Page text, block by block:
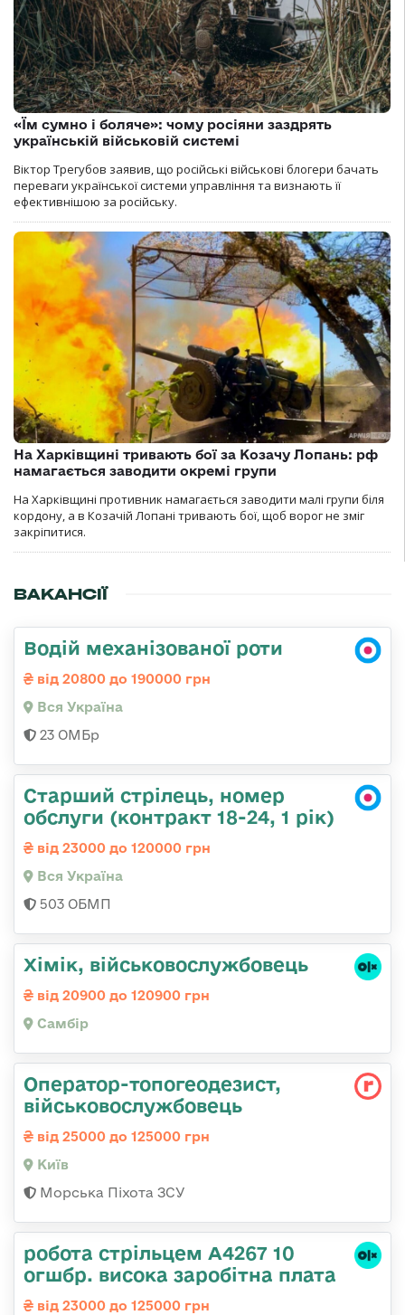
«Їм сумно і боляче»: чому росіяни заздрять
українській військовій системі
Віктор Трегубов заявив, що російські військові блогери бачать
переваги української системи управління та визнають її
ефективнішою за російську.
На Харківщині тривають бої за Козачу Лопань: рф
намагається заводити окремі групи
На Харківщині противник намагається заводити малі групи біля
кордону, а в Козачій Лопані тривають бої, щоб ворог не зміг
закріпитися.
ВАКАНСІЇ
Водій механізованої роти
від 20800 до 190000 грн
Вся Україна
23 ОМБр
Старший стрілець, номер
обслуги (контракт 18-24, 1 рік)
від 23000 до 120000 грн
Вся Україна
503 ОБМП
Хімік, військовослужбовець
від 20900 до 120900 грн
Самбір
Оператор-топогеодезист,
військовослужбовець
від 25000 до 125000 грн
Київ
Морська Піхота ЗСУ
робота стрільцем А4267 10
огшбр. висока заробітна плата
від 23000 до 125000 грн